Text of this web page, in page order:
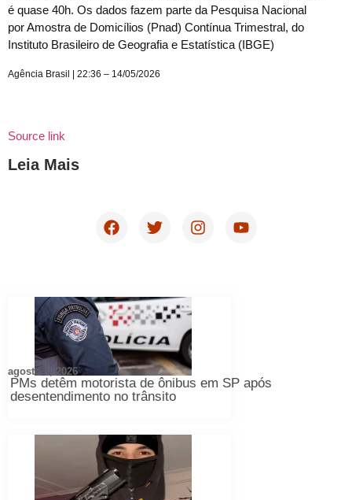
é quase 40h. Os dados fazem parte da Pesquisa Nacional
por Amostra de Domicílios (Pnad) Contínua Trimestral, do
Instituto Brasileiro de Geografia e Estatística (IBGE)
Agência Brasil | 22:36 – 14/05/2026
Source link
Leia Mais
PMs detêm motorista de ônibus em SP após
desentendimento no trânsito
agosto 7, 2026